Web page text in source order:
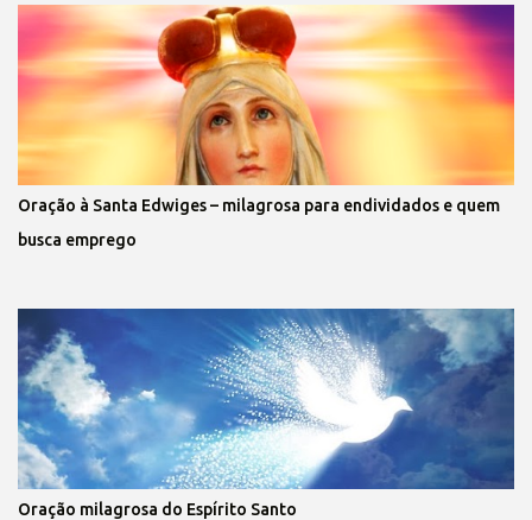
Oração à Santa Edwiges – milagrosa para endividados e quem
busca emprego
Oração milagrosa do Espírito Santo